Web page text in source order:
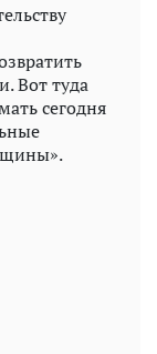
Вот туда
сегодня